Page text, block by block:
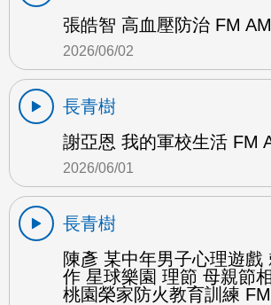
張皓智 高血壓防治 FM AM
2026/06/02
長青樹
謝亞恩 我的軍校生活 FM
2026/06/01
長青樹
陳彥 某中年男子心理遊戲
作 星球樂園 理節 母親節
桃園榮家防火教育訓練